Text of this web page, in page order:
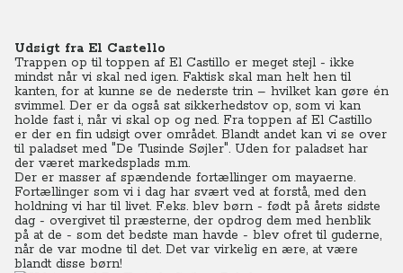
Udsigt fra El Castello
Trappen op til toppen af El Castillo er meget stejl - ikke
mindst når vi skal ned igen. Faktisk skal man helt hen til
kanten, for at kunne se de nederste trin – hvilket kan gøre én
svimmel. Der er da også sat sikkerhedstov op, som vi kan
holde fast i, når vi skal op og ned. Fra toppen af El Castillo
er der en fin udsigt over området. Blandt andet kan vi se over
til paladset med "De Tusinde Søjler". Uden for paladset har
der været markedsplads m.m.
Der er masser af spændende fortællinger om mayaerne.
Fortællinger som vi i dag har svært ved at forstå, med den
holdning vi har til livet. F.eks. blev børn - født på årets sidste
dag - overgivet til præsterne, der opdrog dem med henblik
på at de - som det bedste man havde - blev ofret til guderne,
når de var modne til det. Det var virkelig en ære, at være
blandt disse børn!